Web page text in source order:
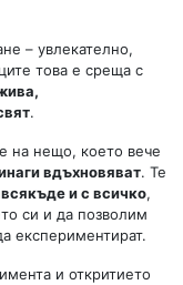
– увлекателно,
това е среща с
.
на нещо, което вече
вдъхновяват. Те
и с всичко,
си и да позволим
експериментират.
и откритието